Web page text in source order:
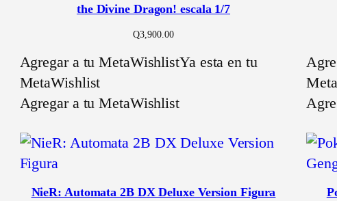
the Divine Dragon! escala 1/7
Q3,900.00
Agregar a tu MetaWishlistYa esta en tu
MetaWishlist
Agregar a tu MetaWishlist
NieR: Automata 2B DX Deluxe Version Figura